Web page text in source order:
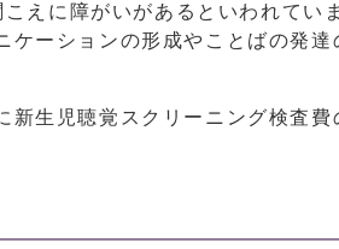
えに障がいがあるといわれてい
ーションの形成やことばの発達
生児聴覚スクリーニング検査費